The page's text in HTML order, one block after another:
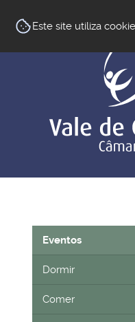
Este site utiliza
Eventos
Dormir
Comer